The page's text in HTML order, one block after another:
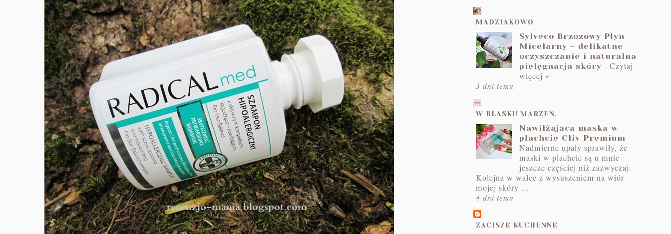
MADZIAKOWO
Sylveco Brzozowy Płyn
Micelarny – delikatne
oczyszczanie i naturalna
pielęgnacja skóry - Czytaj
więcej »
3 dni temu
W BLASKU MARZEŃ.
Nawilżająca maska w
płachcie Cliv Premium -
Nadmierne upały sprawiły, że
maski w płachcie są u mnie
jeszcze częściej niż zazwyczaj.
Kolejna w walce z wysuszeniem na wiór
mojej skóry ...
4 dni temu
ZACISZE KUCHENNE